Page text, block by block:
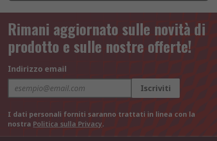
Rimani aggiornato sulle novità di
prodotto e sulle nostre offerte!
Indirizzo email
Iscriviti
I dati personali forniti saranno trattati in linea con la
nostra Politica sulla Privacy.